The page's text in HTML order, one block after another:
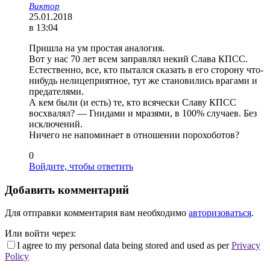
Виктор
25.01.2018
в 13:04
Пришла на ум простая аналогия.
Вот у нас 70 лет всем заправлял некий Слава КПСС.
Естественно, все, кто пытался сказать в его сторону что-
нибудь нелицеприятное, тут же становились врагами и
предателями.
А кем были (и есть) те, кто всячески Славу КПСС
восхвалял? — Гнидами и мразями, в 100% случаев. Без
исключений.
Ничего не напоминает в отношении порохоботов?
0
Войдите, чтобы ответить
Добавить комментарий
Для отправки комментария вам необходимо авторизоваться.
Или войти через:
I agree to my personal data being stored and used as perPrivacy
Policy